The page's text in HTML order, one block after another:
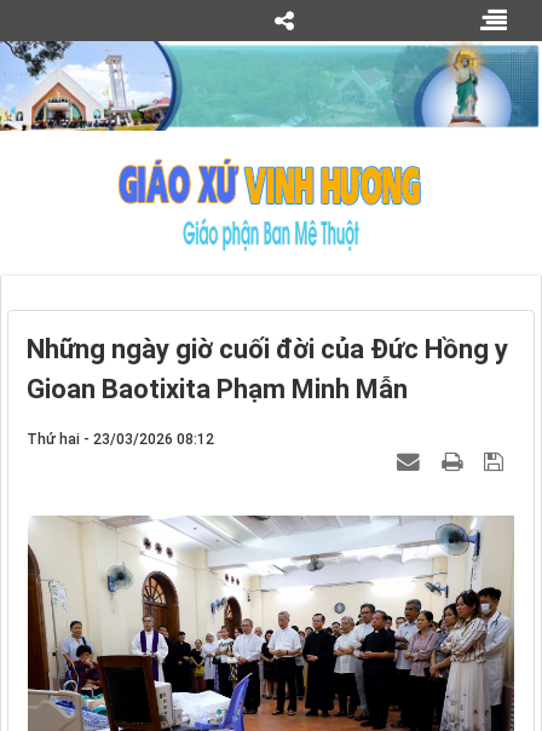
Những ngày giờ cuối đời của Đức Hồng y
Gioan Baotixita Phạm Minh Mẫn
Thứ hai - 23/03/2026 08:12